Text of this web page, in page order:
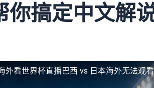
你搞定中文解
外看世界杯直播巴西 vs 日本海外无法观